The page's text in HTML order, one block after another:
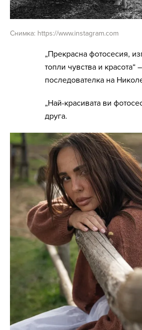
Снимка: https://www.instagram.com
„Прекрасна фотосесия,
топли чувства и красота“
последователка на
„Най-красивата ви
друга.